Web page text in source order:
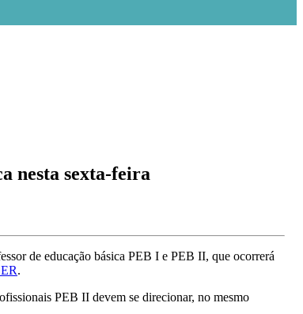
nesta sexta-feira
de educação básica PEB I e PEB II, que ocorrerá
.
PEB II devem se direcionar, no mesmo